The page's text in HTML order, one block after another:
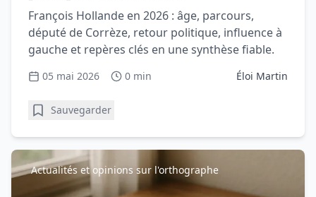
François Hollande en 2026 : âge, parcours,
député de Corrèze, retour politique, influence à
gauche et repères clés en une synthèse fiable.
05 mai 2026 0 min Éloi Martin
Sauvegarder
Actualités et opinions sur l'orthographe